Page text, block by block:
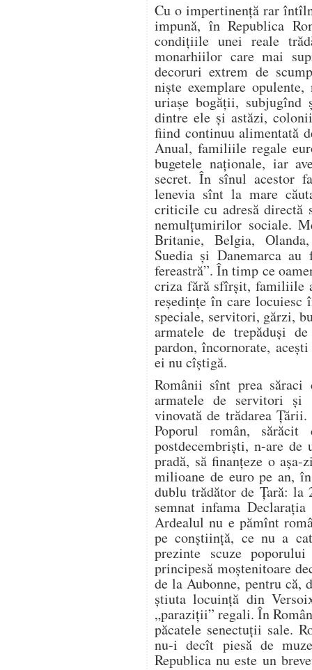
Cu o impertinenţă rar
impună, în Republica
condiţiile unei reale
monarhiilor care mai
decoruri extrem de
nişte exemplare
uriaşe bogăţii, subjugînd
dintre ele şi astăzi,
fiind continuu alimentată
Anual, familiile regale
bugetele naţionale, iar
secret. În sînul acestor
lenevia sînt la mare
criticile cu adresă directă
nemulţumirilor sociale.
Britanie, Belgia,
Suedia şi Danemarca
fereastră”. În timp ce
criza fără sfîrşit, familiile
reşedinţe în care
speciale, servitori, gărzi,
armatele de trepăduşi
pardon, încornorate,
ei nu cîştigă.
Românii sînt prea
armatele de servitori
vinovată de trădarea
Poporul român,
postdecembrişti, n-are de
pradă, să finanţeze o aşa-
milioane de euro pe an,
dublu trădător de Ţară: la
semnat infama
Ardealul nu e pămînt
pe conştiinţă, ce nu a
prezinte scuze
principesă moştenitoare
de la Aubonne, pentru că,
ştiuta locuinţă din
„paraziţii” regali. În
păcatele senectuţii sale.
nu-i decît piesă de
Republica nu este un